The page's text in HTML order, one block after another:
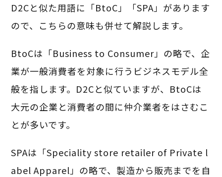
D2Cと似た用語に「BtoC」「SPA」があります
ので、こちらの意味も併せて解説します。
BtoCは「Business to Consumer」の略で、企
業が一般消費者を対象に行うビジネスモデル全
般を指します。D2Cと似ていますが、BtoCは
大元の企業と消費者の間に仲介業者をはさむこ
とが多いです。
SPAは「Speciality store retailer of Private l
abel Apparel」の略で、製造から販売までを自